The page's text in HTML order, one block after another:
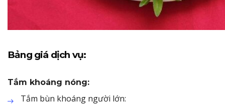
Bảng giá dịch vụ:
Tắm khoáng nóng:
Tắm bùn khoáng người lớn: